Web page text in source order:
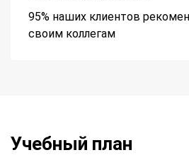
95% наших клиентов
своим коллегам
Учебный план